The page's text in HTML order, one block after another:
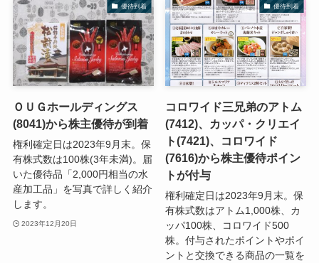
優待到着
ＯＵＧホールディングス
(8041)から株主優待が到着
権利確定日は2023年9月末。保
有株式数は100株(3年未満)。届
いた優待品「2,000円相当の水
産加工品」を写真で詳しく紹介
します。
2023年12月20日
優待到着
コロワイド三兄弟のアトム
(7412)、カッパ・クリエイ
ト(7421)、コロワイド
(7616)から株主優待ポイン
トが付与
権利確定日は2023年9月末。保
有株式数はアトム1,000株、カ
ッパ100株、コロワイド500
株。付与されたポイントやポイ
ントと交換できる商品の一覧を